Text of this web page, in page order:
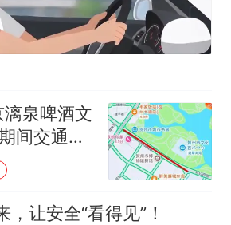
泉啤酒文
间交通管
，让安全“看得见”！